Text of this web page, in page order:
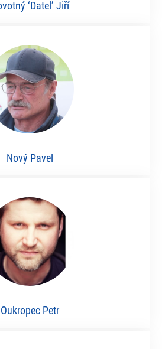
‘Datel’ Jiří
Nový Pavel
Oukropec Petr